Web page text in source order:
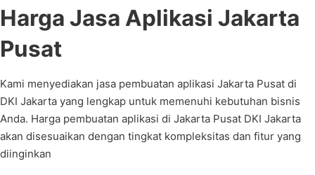
Harga Jasa Aplikasi Jakarta
Pusat
Kami menyediakan jasa pembuatan aplikasi Jakarta Pusat di
DKI Jakarta yang lengkap untuk memenuhi kebutuhan bisnis
Anda. Harga pembuatan aplikasi di Jakarta Pusat DKI Jakarta
akan disesuaikan dengan tingkat kompleksitas dan fitur yang
diinginkan